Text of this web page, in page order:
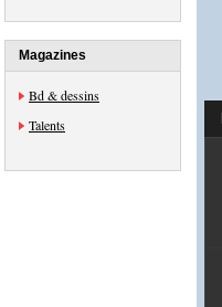
Magazines
Bd & dessins
Talents